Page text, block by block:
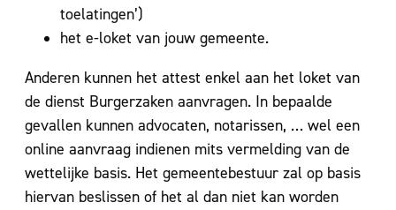
toelatingen’)
het e-loket van jouw gemeente.
Anderen kunnen het attest enkel aan het loket van
de dienst Burgerzaken aanvragen. In bepaalde
gevallen kunnen advocaten, notarissen, … wel een
online aanvraag indienen mits vermelding van de
wettelijke basis. Het gemeentebestuur zal op basis
hiervan beslissen of het al dan niet kan worden